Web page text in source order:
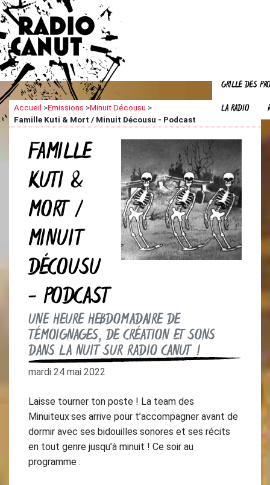
GRILLE DES
LA RADIO
Accueil >Emissions >Minuit Décousu >
Famille Kuti & Mort / Minuit Décousu - Podcast
FAMILLE
KUTI &
MORT /
MINUIT
DÉCOUSU
- PODCAST
UNE HEURE HEBDOMADAIRE DE
TÉMOIGNAGES, DE CRÉATION ET SONS
DANS LA NUIT SUR RADIO CANUT !
mardi 24 mai 2022
Laisse tourner ton poste ! La team des
Minuiteux·ses arrive pour t’accompagner avant de
dormir avec ses bidouilles sonores et ses récits
en tout genre jusqu’à minuit ! Ce soir au
programme :